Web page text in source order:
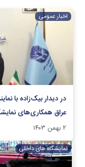
اخبار عمومی
در دیدار بیک‌زاده با
عراق همکاری‌های
۲ بهمن ۱۴۰۳
نمایشگاه های داخلی